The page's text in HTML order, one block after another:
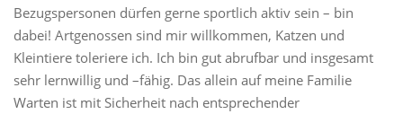
Bezugspersonen dürfen gerne sportlich aktiv sein – bin
dabei! Artgenossen sind mir willkommen, Katzen und
Kleintiere toleriere ich. Ich bin gut abrufbar und insgesamt
sehr lernwillig und –fähig. Das allein auf meine Familie
Warten ist mit Sicherheit nach entsprechender